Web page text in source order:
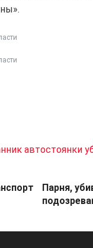
автостоянки
Парня,